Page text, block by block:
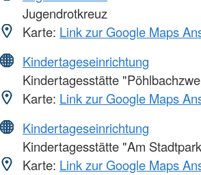
Jugendrotkreuz
Karte: Link zur Google Maps
Kindertageseinrichtung
Kindertagesstätte
Karte: Link zur Google Maps
Kindertageseinrichtung
Kindertagesstätte "Am
Karte: Link zur Google Maps